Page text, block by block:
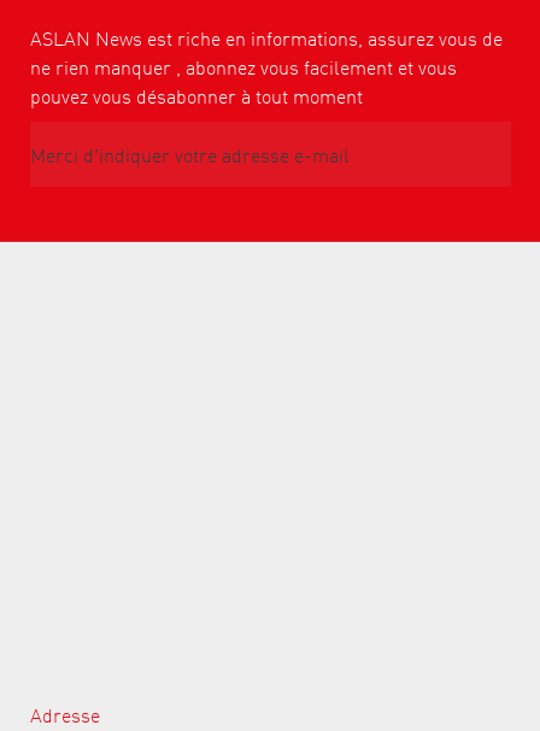
ASLAN News est riche en informations, assurez vous de
ne rien manquer , abonnez vous facilement et vous
pouvez vous désabonner à tout moment
Adresse